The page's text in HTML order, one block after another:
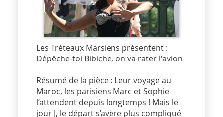
Les Tréteaux Marsiens présentent :
Dépêche-toi Bibiche, on va rater l'avion
Résumé de la pièce : Leur voyage au
Maroc, les parisiens Marc et Sophie
l’attendent depuis longtemps ! Mais le
jour J, le départ s’avère plus compliqué